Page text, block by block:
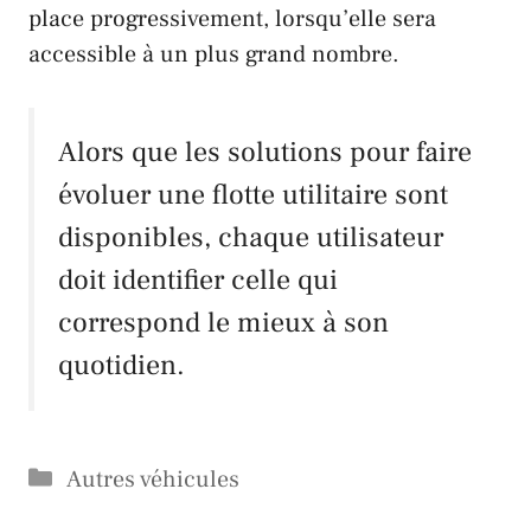
place progressivement, lorsqu’elle sera
accessible à un plus grand nombre.
Alors que les solutions pour faire
évoluer une flotte utilitaire sont
disponibles, chaque utilisateur
doit identifier celle qui
correspond le mieux à son
quotidien.
Catégories
Autres véhicules